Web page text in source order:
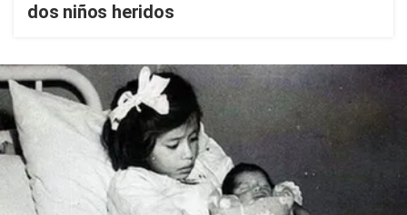
dos niños heridos